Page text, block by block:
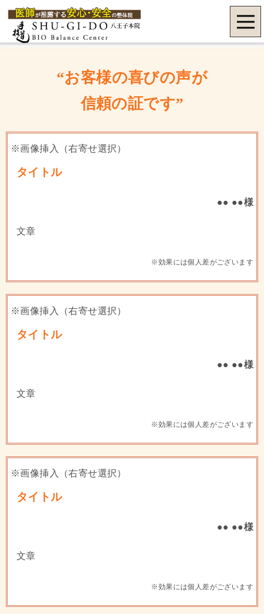
“お客様の喜びの声が
信頼の証です”
※画像挿入（右寄せ選択）
タイトル
●● ●●様
文章
※効果には個人差がございます
※画像挿入（右寄せ選択）
タイトル
●● ●●様
文章
※効果には個人差がございます
※画像挿入（右寄せ選択）
タイトル
●● ●●様
文章
※効果には個人差がございます